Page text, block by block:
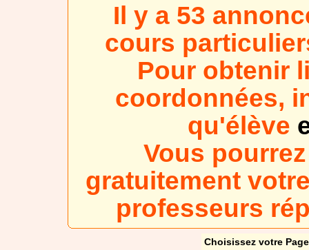
Il y a 53
cours
Pour obtenir
coordonnées,
qu'élève
Vous
gratuitement
professeurs
Choisissez votre